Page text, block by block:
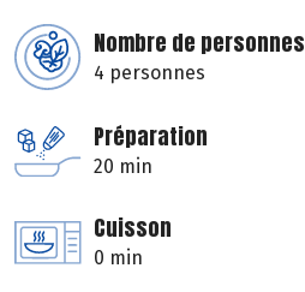
Nombre de personnes
4 personnes
Préparation
20 min
Cuisson
0 min